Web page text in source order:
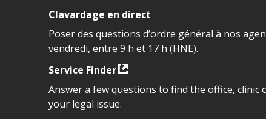
Clavardage en direct
Poser des questions d’ordre général à nos
vendredi, entre 9 h et 17 h (HNE).
Service Finder
Answer a few questions to find the office, clinic
your legal issue.